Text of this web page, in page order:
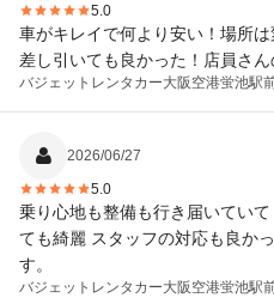
5.0
車がキレイで何より安い！場所
差し引いても良かった！店員さん
バジェットレンタカー大阪空港蛍池駅
2026/06/27
5.0
乗り心地も整備も行き届いてい
ても綺麗 スタッフの対応も良か
す。
バジェットレンタカー大阪空港蛍池駅